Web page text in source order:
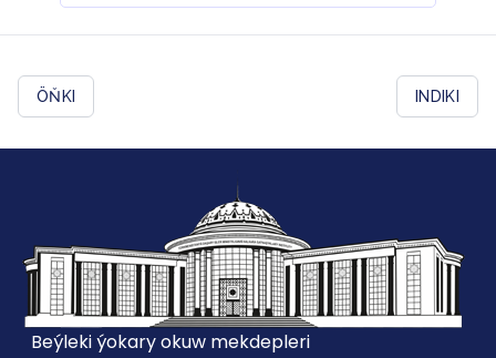
ÖŇKI INDIKI
Beýleki ýokary okuw mekdepleri